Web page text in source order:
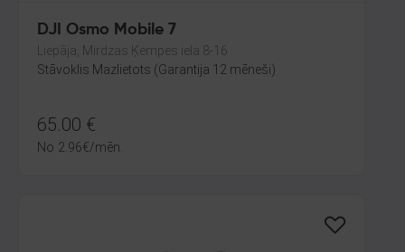
DJI Osmo Mobile 7
Liepāja, Mirdzas Ķempes iela 8-16
Stāvoklis Mazlietots (Garantija 12 mēneši)
65.00 €
No 2.96€/mēn.